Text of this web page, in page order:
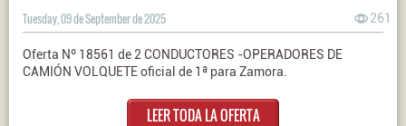
Tuesday, 09 de September de 2025 261
Oferta Nº 18561 de 2 CONDUCTORES -OPERADORES DE
CAMIÓN VOLQUETE oficial de 1ª para Zamora.
LEER TODA LA OFERTA